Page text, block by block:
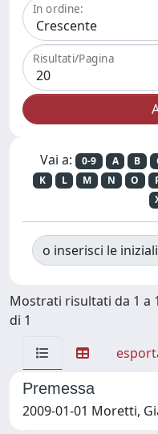
In ordine:
Risultati/Pagina
Vai a: 0-9 A B
K
L M N O
o inserisci le
Mostrati risultati da 1 a 1
di 1
Premessa
2009-01-01 Moretti,